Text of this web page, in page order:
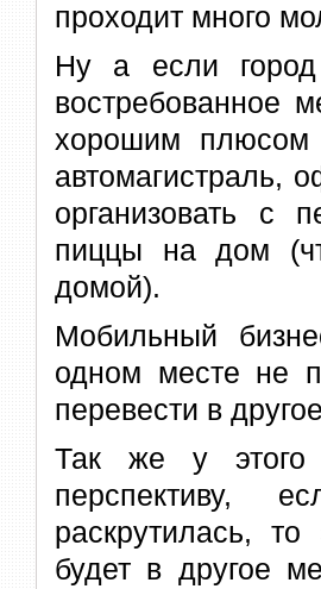
проходит много
Ну а если
востребованное
хорошим плюсом
автомагистраль,
организовать с
пиццы на дом
домой).
Мобильный
одном месте не
перевести в
Так же у этого
перспективу,
раскрутилась,
будет в другое